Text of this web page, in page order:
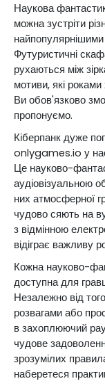
Наукова
можна зустріти
найпопулярнішими
Футуристичні
рухаються між
мотиви, які
Ви обов'язково
пропонуємо.
Кіберпанк дуже
onlygames.io у нас
Це науково-
аудіовізуальною
них атмосферної
чудово сяють на
з відмінною
відіграє важливу
Кожна науково-
доступна для
Незалежно від
розвагами або
в захоплюючий
чудове
зрозумілих
наберетеся